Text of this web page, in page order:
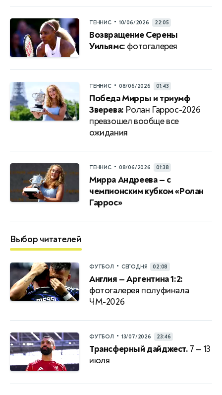
ТЕННИС • 10/06/2026 22:05
Возвращение Серены
Уильямс: фотогалерея
ТЕННИС • 08/06/2026 01:43
Победа Мирры и триумф
Зверева: Ролан Гаррос-2026
превзошел вообще все
ожидания
ТЕННИС • 08/06/2026 01:38
Мирра Андреева — с
чемпионским кубком «Ролан
Гаррос»
Выбор читателей
ФУТБОЛ • СЕГОДНЯ 02:08
Англия — Аргентина 1:2:
фотогалерея полуфинала
ЧМ-2026
ФУТБОЛ • 13/07/2026 23:46
Трансферный дайджест. 7 — 13
июля